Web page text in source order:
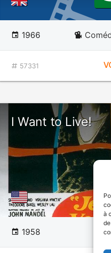
à
1966
57331
I Want to Live!
1958